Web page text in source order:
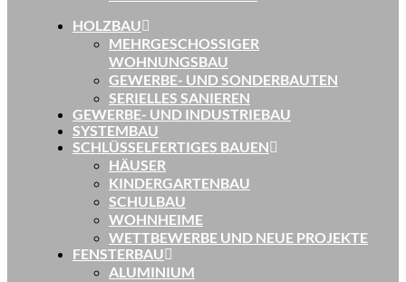
HOLZBAU
MEHRGESCHOSSIGER
WOHNUNGSBAU
GEWERBE- UND SONDERBAUTEN
SERIELLES SANIEREN
GEWERBE- UND INDUSTRIEBAU
SYSTEMBAU
SCHLÜSSELFERTIGES BAUEN
HÄUSER
KINDERGARTENBAU
SCHULBAU
WOHNHEIME
WETTBEWERBE UND NEUE PROJEKTE
FENSTERBAU
ALUMINIUM